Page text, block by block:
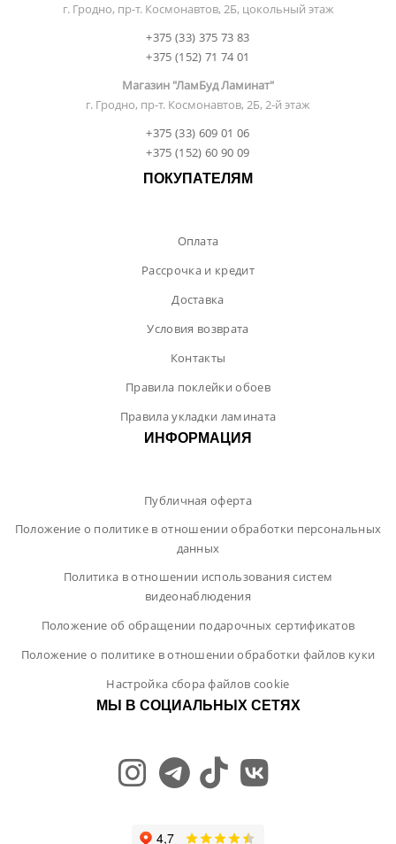
г. Гродно, пр-т. Космонавтов, 2Б, цокольный этаж
+375 (33) 375 73 83
+375 (152) 71 74 01
Магазин "ЛамБуд Ламинат"
г. Гродно, пр-т. Космонавтов, 2Б, 2-й этаж
+375 (33) 609 01 06
+375 (152) 60 90 09
ПОКУПАТЕЛЯМ
Оплата
Рассрочка и кредит
Доставка
Условия возврата
Контакты
Правила поклейки обоев
Правила укладки ламината
ИНФОРМАЦИЯ
Публичная оферта
Положение о политике в отношении обработки персональных
данных
Политика в отношении использования систем
видеонаблюдения
Положение об обращении подарочных сертификатов
Положение о политике в отношении обработки файлов куки
Настройка сбора файлов cookie
МЫ В СОЦИАЛЬНЫХ СЕТЯХ